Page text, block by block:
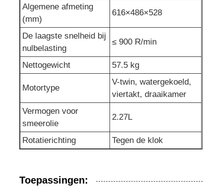
afvalwaterpomp
Algemene afmeting
(mm)
616×486×528
De laagste snelheid bij
nulbelasting
≤ 900 R/min
Nettogewicht 57.5 kg
Motortype
V-twin, watergekoeld,
viertakt, draaikamer
Vermogen voor
smeerolie
2.27L
Rotatierichting Tegen de klok
Toepassingen: